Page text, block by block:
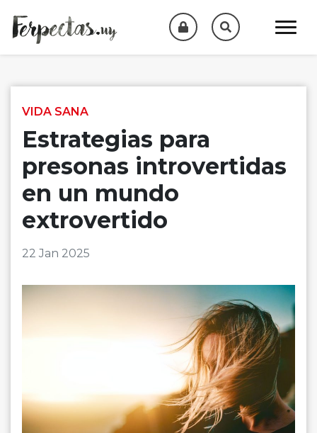
VIDA SANA
Estrategias para
presonas introvertidas
en un mundo
extrovertido
22 Jan 2025